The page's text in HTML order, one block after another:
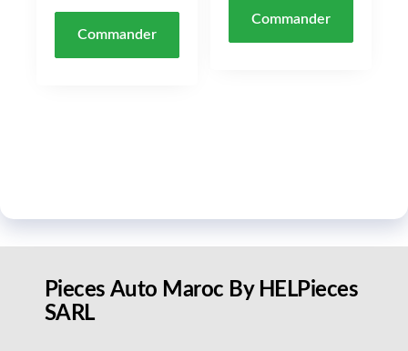
Commander
Commander
Pieces Auto Maroc By HELPieces
SARL